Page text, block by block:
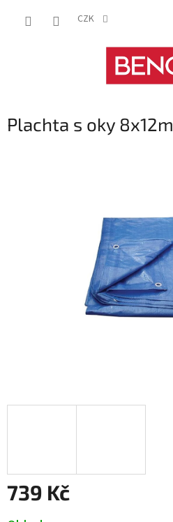
CZK
Plachta s oky 8x12m
739 Kč